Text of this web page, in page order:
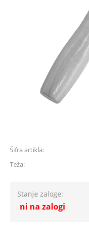
Šifra artikla:
Teža:
Stanje zaloge:
ni na zalogi